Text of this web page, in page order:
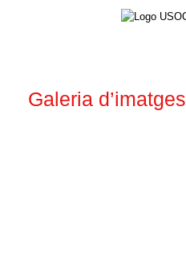
Galeria d’imatges